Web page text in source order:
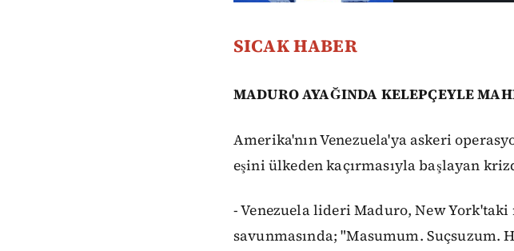
SICAK HABER
MADURO AYAĞINDA KELEPÇEYLE
Amerika'nın Venezuela'ya askeri
eşini ülkeden kaçırmasıyla başlayan
- Venezuela lideri Maduro, New
savunmasında; "Masumum. Suçsuzum.